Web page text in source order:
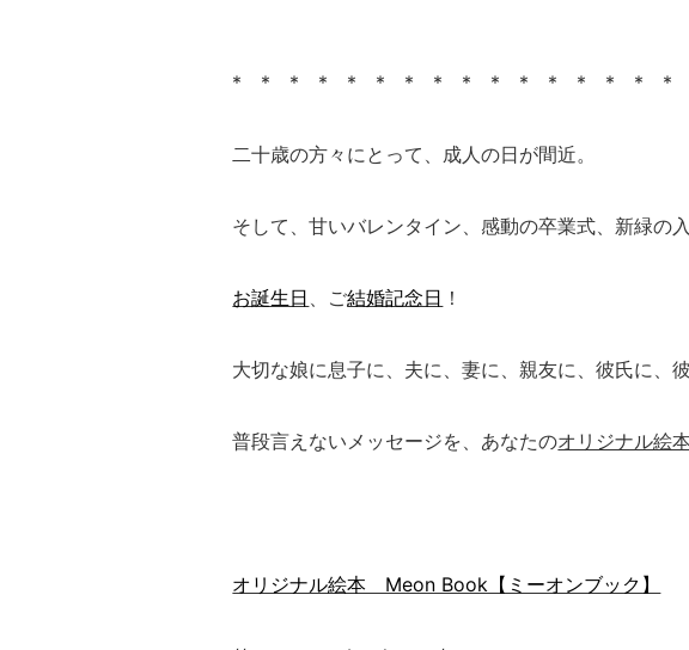
* * * * * * * * * * * * * * * *
二十歳の方々にとって、成人の日が間近。
そして、甘いバレンタイン、感動の卒業式、新緑の入
お誕生日 、ご結婚記念日 ！
大切な娘に息子に、夫に、妻に、親友に、彼氏に、彼
普段言えないメッセージを、あなたのオリジナル絵本
オリジナル絵本 Meon Book【ミーオンブック】